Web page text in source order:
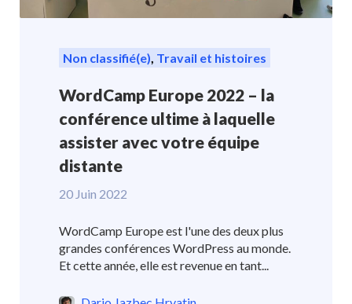
Non classifié(e) Travail et histoires
WordCamp Europe 2022 – la
conférence ultime à laquelle
assister avec votre équipe
distante
20 Juin 2022
WordCamp Europe est l'une des deux plus
grandes conférences WordPress au monde.
Et cette année, elle est revenue en tant...